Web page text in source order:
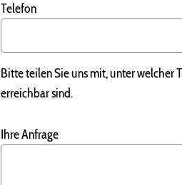
Telefon
Bitte teilen Sie uns mit, unter welcher
erreichbar sind.
Ihre Anfrage